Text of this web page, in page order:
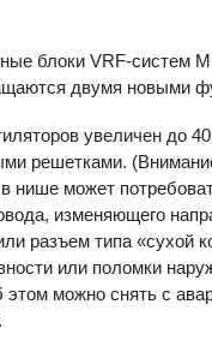
блоки VRF-систем
двумя новыми
увеличен до
решетками.
нише может
изменяющего
разъем типа «сухой
или поломки
этом можно снять с